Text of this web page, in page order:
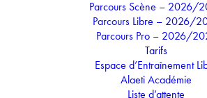
Parcours Scène – 2026/
Parcours Libre – 2026/
Parcours Pro – 2026/
Tarifs
Espace d’Entraînement
Alaeti Académie
Liste d’attente
THE GUESTS 3 : INES &